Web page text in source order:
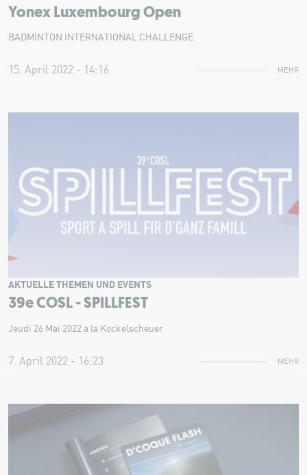
Yonex Luxembourg Open
BADMINTON INTERNATIONAL CHALLENGE
15. April 2022 - 14:16 MEHR
39e COSL - SPILLFEST
AKTUELLE THEMEN UND EVENTS
Jeudi 26 Mai 2022 à la Kockelscheuer
7. April 2022 - 16:23 MEHR